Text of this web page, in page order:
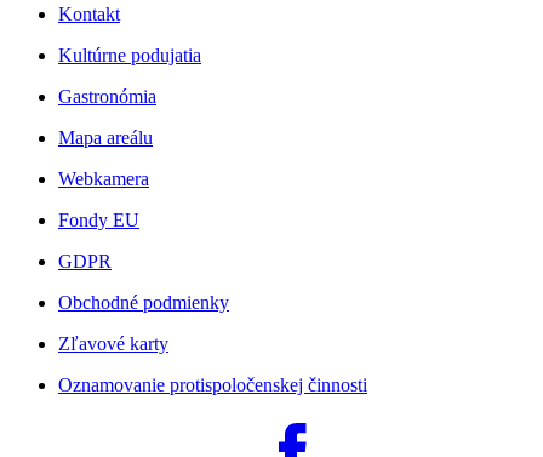
Kontakt
Kultúrne podujatia
Gastronómia
Mapa areálu
Webkamera
Fondy EU
GDPR
Obchodné podmienky
Zľavové karty
Oznamovanie protispoločenskej činnosti